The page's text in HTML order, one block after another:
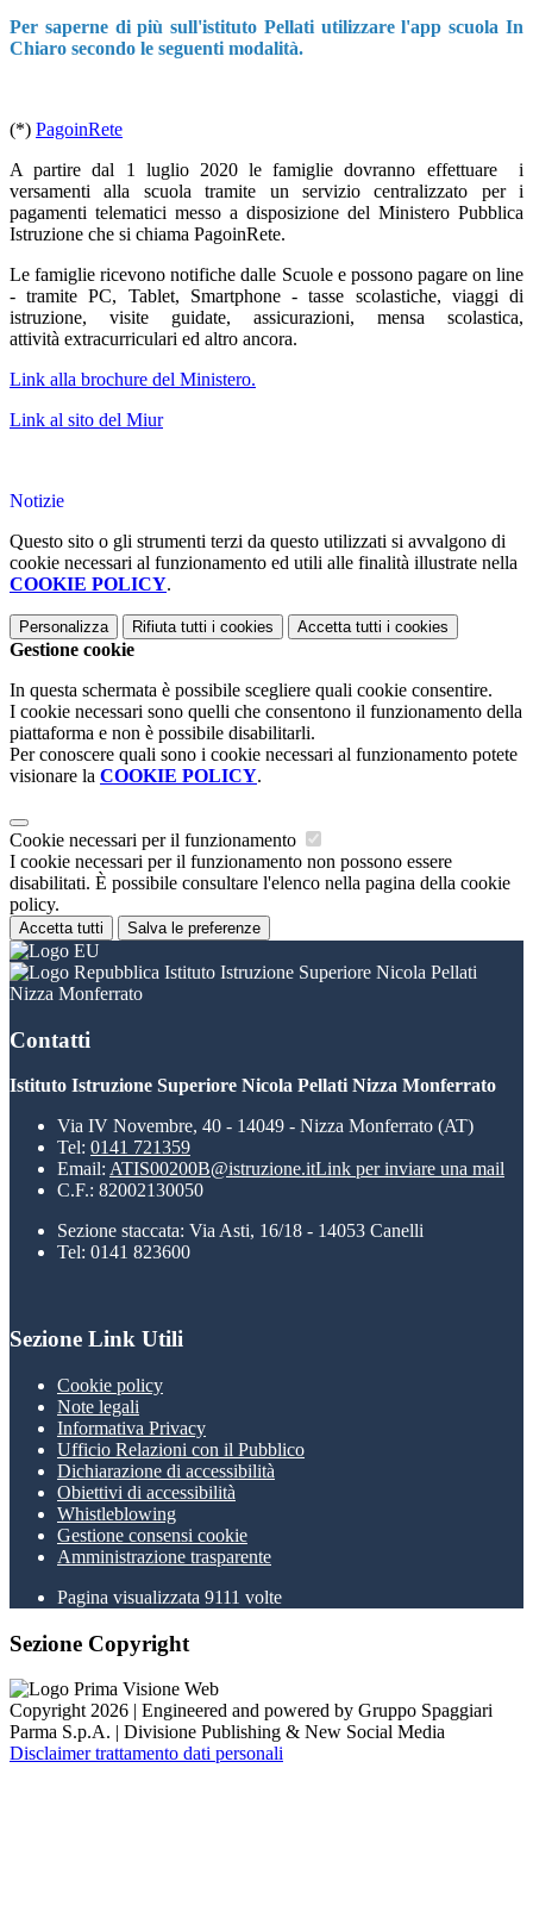
Per saperne di più sull'istituto Pellati utilizzare l'app scuola In
Chiaro secondo le seguenti modalità.
(*) PagoinRete
A partire dal 1 luglio 2020 le famiglie dovranno effettuare i
versamenti alla scuola tramite un servizio centralizzato per i
pagamenti telematici messo a disposizione del Ministero Pubblica
Istruzione che si chiama PagoinRete.
Le famiglie ricevono notifiche dalle Scuole e possono pagare on line
- tramite PC, Tablet, Smartphone - tasse scolastiche, viaggi di
istruzione, visite guidate, assicurazioni, mensa scolastica,
attività extracurriculari ed altro ancora.
Link alla brochure del Ministero.
Link al sito del Miur
Notizie
Questo sito o gli strumenti terzi da questo utilizzati si avvalgono di
cookie necessari al funzionamento ed utili alle finalità illustrate nella
COOKIE POLICY.
Personalizza Rifiuta tutti i cookies Accetta tutti i cookies
Gestione cookie
In questa schermata è possibile scegliere quali cookie consentire.
I cookie necessari sono quelli che consentono il funzionamento della
piattaforma e non è possibile disabilitarli.
Per conoscere quali sono i cookie necessari al funzionamento potete
visionare la COOKIE POLICY.
Cookie necessari per il funzionamento
I cookie necessari per il funzionamento non possono essere
disabilitati. È possibile consultare l'elenco nella pagina della cookie
policy.
Accetta tutti Salva le preferenze
Istituto Istruzione Superiore Nicola Pellati
Nizza Monferrato
Contatti
Istituto Istruzione Superiore Nicola Pellati Nizza Monferrato
Via IV Novembre, 40 - 14049 - Nizza Monferrato (AT)
Tel: 0141 721359
Email: ATIS00200B@istruzione.itLink per inviare una mail
C.F.: 82002130050
Sezione staccata: Via Asti, 16/18 - 14053 Canelli
Tel: 0141 823600
Sezione Link Utili
Cookie policy
Note legali
Informativa Privacy
Ufficio Relazioni con il Pubblico
Dichiarazione di accessibilità
Obiettivi di accessibilità
Whistleblowing
Gestione consensi cookie
Amministrazione trasparente
Pagina visualizzata 9111 volte
Sezione Copyright
Copyright 2026 | Engineered and powered by Gruppo Spaggiari
Parma S.p.A. | Divisione Publishing & New Social Media
Disclaimer trattamento dati personali